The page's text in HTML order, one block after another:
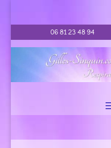
06 81 23 48 94